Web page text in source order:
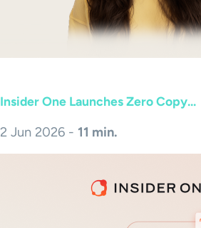
Insider One Launches Zero Copy...
2 Jun 2026 - 11 min.